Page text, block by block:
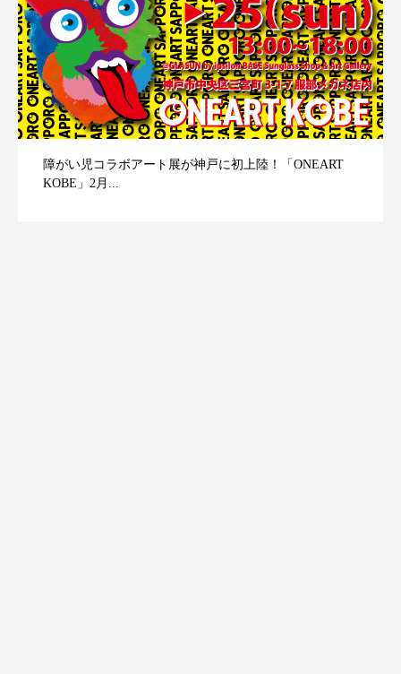
障がい児コラボアート展が神戸に初上陸！「ONEART
KOBE」2月...